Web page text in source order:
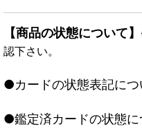
【商品の状態について】
認下さい。
●カードの状態表記につ
●鑑定済カードの状態に